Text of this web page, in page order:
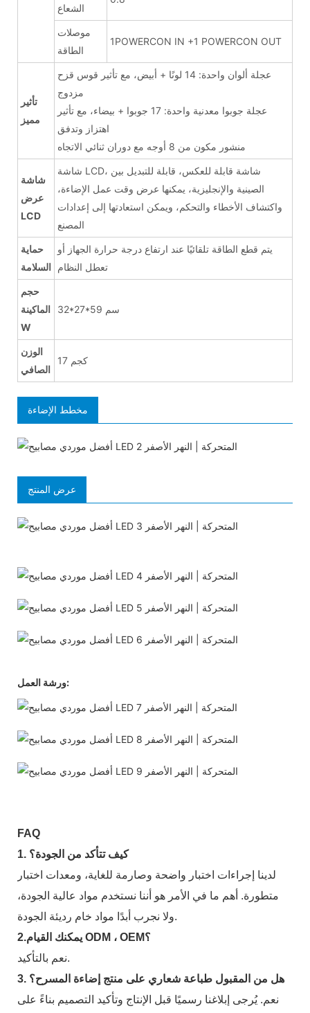
الشعاع
موصلات
الطاقة
1POWERCON IN +1 POWERCON OUT
تأثير
مميز
عجلة ألوان واحدة: 14 لونًا + أبيض، مع تأثير قوس قزح
مزدوج
عجلة جوبوا معدنية واحدة: 17 جوبوا + بيضاء، مع تأثير
اهتزاز وتدفق
منشور مكون من 8 أوجه مع دوران ثنائي الاتجاه
شاشة
عرض
LCD
شاشة LCD، شاشة قابلة للعكس، قابلة للتبديل بين
الصينية والإنجليزية، يمكنها عرض وقت عمل الإضاءة،
واكتشاف الأخطاء والتحكم، ويمكن استعادتها إلى إعدادات
المصنع
حماية
السلامة
يتم قطع الطاقة تلقائيًا عند ارتفاع درجة حرارة الجهاز أو
تعطل النظام
حجم
الماكينة
W
32*27*59 سم
الوزن
الصافي
17 كجم
مخطط الإضاءة
عرض المنتج
ورشة العمل:
FAQ
1. كيف تتأكد من الجودة؟
لدينا إجراءات اختبار واضحة وصارمة للغاية، ومعدات اختبار
متطورة. أهم ما في الأمر هو أننا نستخدم مواد عالية الجودة،
ولا نجرب أبدًا مواد خام رديئة الجودة.
2.يمكنك القيام ODM ، OEM؟
نعم بالتأكيد.
3. هل من المقبول طباعة شعاري على منتج إضاءة المسرح؟
نعم. يُرجى إبلاغنا رسميًا قبل الإنتاج وتأكيد التصميم بناءً على